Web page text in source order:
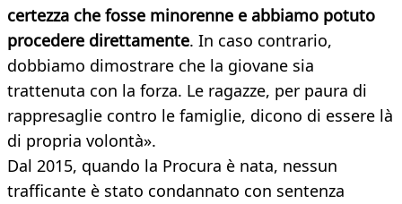
certezza che fosse minorenne e abbiamo potuto
procedere direttamente. In caso contrario,
dobbiamo dimostrare che la giovane sia
trattenuta con la forza. Le ragazze, per paura di
rappresaglie contro le famiglie, dicono di essere là
di propria volontà».
Dal 2015, quando la Procura è nata, nessun
trafficante è stato condannato con sentenza